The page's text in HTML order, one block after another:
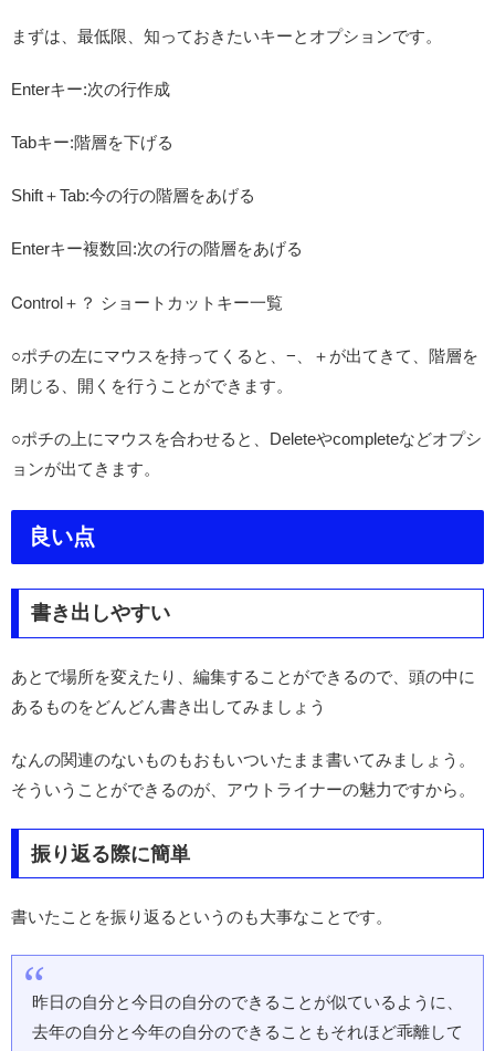
まずは、最低限、知っておきたいキーとオプションです。
Enterキー:次の行作成
Tabキー:階層を下げる
Shift＋Tab:今の行の階層をあげる
Enterキー複数回:次の行の階層をあげる
Control＋？ ショートカットキー一覧
○ポチの左にマウスを持ってくると、−、＋が出てきて、階層を
閉じる、開くを行うことができます。
○ポチの上にマウスを合わせると、Deleteやcompleteなどオプシ
ョンが出てきます。
良い点
書き出しやすい
あとで場所を変えたり、編集することができるので、頭の中に
あるものをどんどん書き出してみましょう
なんの関連のないものもおもいついたまま書いてみましょう。
そういうことができるのが、アウトライナーの魅力ですから。
振り返る際に簡単
書いたことを振り返るというのも大事なことです。
昨日の自分と今日の自分のできることが似ているように、
去年の自分と今年の自分のできることもそれほど乖離して